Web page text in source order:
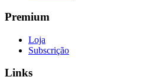
Premium
Loja
Subscrição
Links